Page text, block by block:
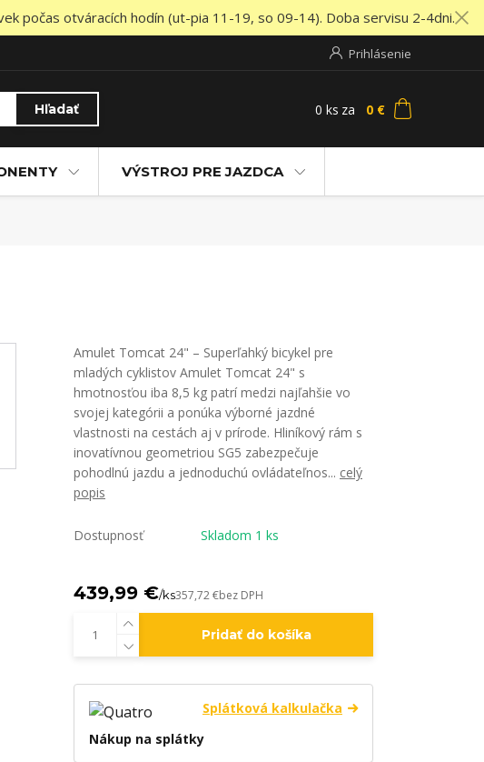
počas otváracích hodín (ut-pia 11-19, so 09-14). Doba servisu 2-4dni.
Prihlásenie
Hľadať 0 ks za 0 €
VÝSTROJ PRE JAZDCA
Amulet Tomcat 24" – Superľahký bicykel pre
mladých cyklistov Amulet Tomcat 24" s
hmotnosťou iba 8,5 kg patrí medzi najľahšie vo
svojej kategórii a ponúka výborné jazdné
vlastnosti na cestách aj v prírode. Hliníkový rám s
inovatívnou geometriou SG5 zabezpečuje
pohodlnú jazdu a jednoduchú ovládateľnos... celý
popis
Dostupnosť Skladom 1 ks
439,99 €/ks357,72 €bez DPH
Pridať do košíka
Splátková kalkulačka
Nákup na splátky